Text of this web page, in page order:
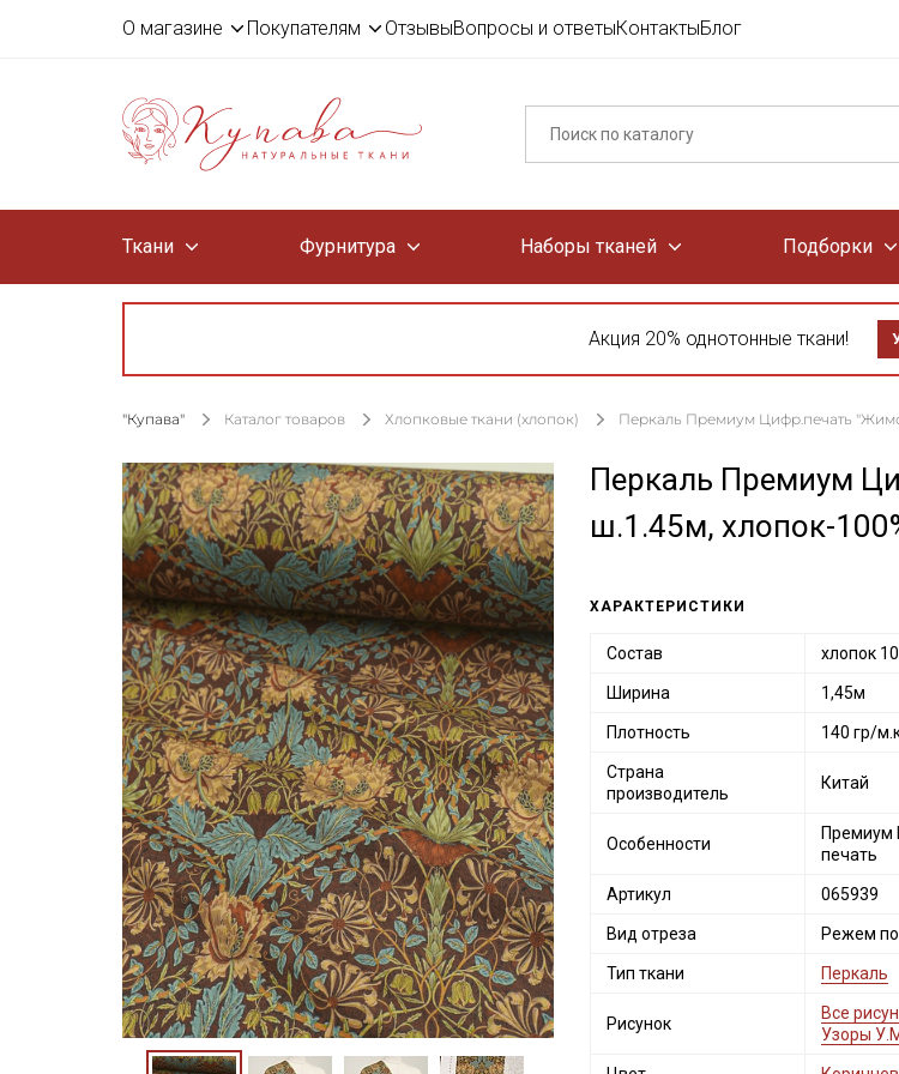
О магазине Покупателям ОтзывыВопросы и ответыКонтактыБлог
Ткани Фурнитура Наборы тканей Подборки
Акция 20% однотонные ткани!
"Купава" Каталог товаров Хлопковые ткани (хлопок) Перкаль Премиум Цифр.печать
Перкаль Премиум
ш.1.45м, хлопок-
ХАРАКТЕРИСТИКИ
Состав хлопок
Ширина 1,45м
Плотность 140 гр/
Страна
производитель
Китай
Особенности
Премиум
печать
Артикул 065939
Вид отреза Режем по
Тип ткани Перкаль
Рисунок
Все
Узоры